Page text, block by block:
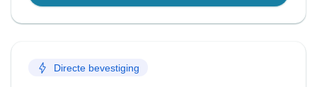
Directe bevestiging